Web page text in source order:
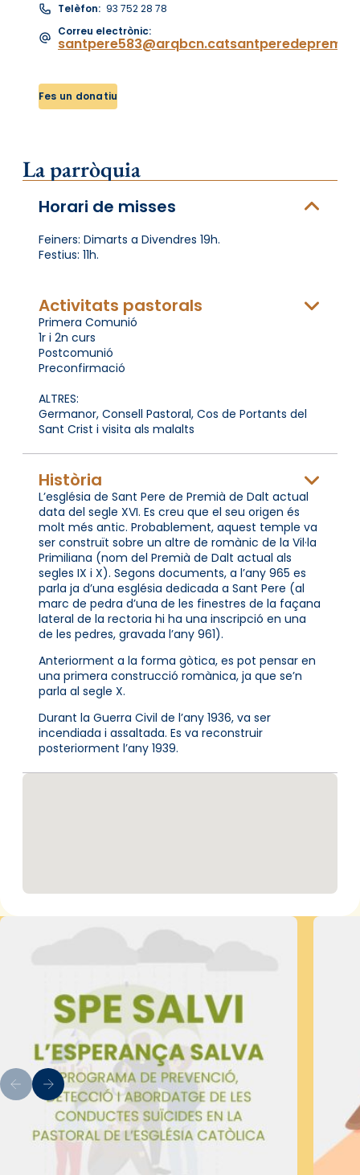
Telèfon: 93 752 28 78
Correu electrònic:
Fes un donatiu
La parròquia
Horari de misses
Feiners: Dimarts a Divendres 19h.
Festius: 11h.
Activitats pastorals
Primera Comunió
1r i 2n curs
Postcomunió
Preconfirmació
ALTRES:
Germanor, Consell Pastoral, Cos de Portants del
Sant Crist i visita als malalts
Història
L’església de Sant Pere de Premià de Dalt actual
data del segle XVI. Es creu que el seu origen és
molt més antic. Probablement, aquest temple va
ser construït sobre un altre de romànic de la Vil·la
Primiliana (nom del Premià de Dalt actual als
segles IX i X). Segons documents, a l’any 965 es
parla ja d’una església dedicada a Sant Pere (al
marc de pedra d’una de les finestres de la façana
lateral de la rectoria hi ha una inscripció en una
de les pedres, gravada l’any 961).
Anteriorment a la forma gòtica, es pot pensar en
una primera construcció romànica, ja que se’n
parla al segle X.
Durant la Guerra Civil de l’any 1936, va ser
incendiada i assaltada. Es va reconstruir
posteriorment l’any 1939.